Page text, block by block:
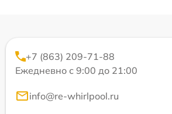
+7 (863) 209-71-88
Ежедневно с 9:00 до 21:00
info@re-whirlpool.ru